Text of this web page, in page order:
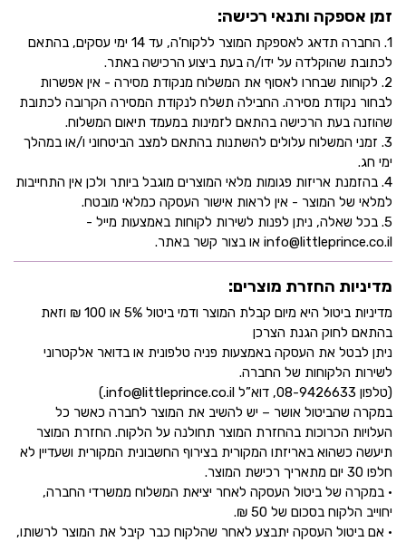
זמן אספקה ותנאי רכישה:
1. החברה תדאג לאספקת המוצר ללקוח'ה, עד 14 ימי עסקים, בהתאם
לכתובת שהוקלדה על ידו/ה בעת ביצוע הרכישה באתר.
2. לקוחות שבחרו לאסוף את המשלוח מנקודת מסירה - אין אפשרות
לבחור נקודת מסירה. החבילה תשלח לנקודת המסירה הקרובה לכתובת
שהוזנה בעת הרכישה בהתאם לזמינות במעמד תיאום המשלוח.
3. זמני המשלוח עלולים להשתנות בהתאם למצב הביטחוני ו/או במהלך
ימי חג.
4. בהזמנת אריזות פגומות מלאי המוצרים מוגבל ביותר ולכן אין התחייבות
למלאי של המוצר - אין לראות אישור העסקה כמלאי מובטח.
5. בכל שאלה, ניתן לפנות לשירות לקוחות באמצעות מייל -
info@littleprince.co.il או בצור קשר באתר.
מדיניות החזרת מוצרים:
מדיניות ביטול היא מיום קבלת המוצר ודמי ביטול 5% או 100 ₪ וזאת
בהתאם לחוק הגנת הצרכן
ניתן לבטל את העסקה באמצעות פניה טלפונית או בדואר אלקטרוני
לשירות הלקוחות של החברה.
(טלפון 08-9426633, דוא”ל info@littleprince.co.il.)
במקרה שהביטול אושר – יש להשיב את המוצר לחברה כאשר כל
העלויות הכרוכות בהחזרת המוצר תחולנה על הלקוח. החזרת המוצר
תיעשה כשהוא באריזתו המקורית בצירוף החשבונית המקורית ושעדיין לא
חלפו 30 יום מתאריך רכישת המוצר.
• במקרה של ביטול העסקה לאחר יציאת המשלוח ממשרדי החברה,
יחוייב הלקוח בסכום של 50 ₪.
• אם ביטול העסקה יתבצע לאחר שהלקוח כבר קיבל את המוצר לרשותו,